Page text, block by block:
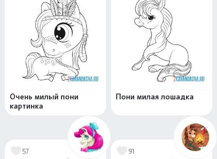
Очень милый пони
картинка
Пони милая лошадка
57 91